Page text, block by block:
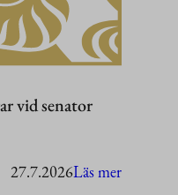
vid senator
27.7.2026Läs mer: